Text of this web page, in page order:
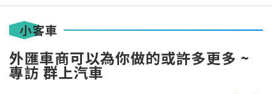
小客車
外匯車商可以為你做的或許多更多 ~
專訪 群上汽車